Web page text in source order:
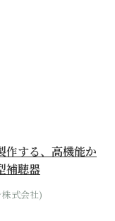
作する、高機能か
補聴器
式会社)